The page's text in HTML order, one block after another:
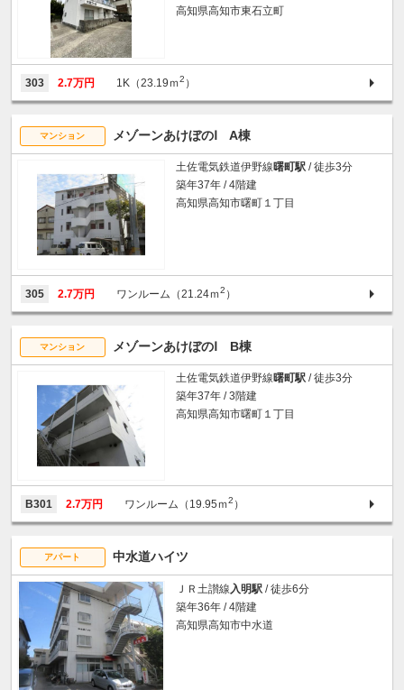
高知県高知市東石立町
303 2.7万円 1K（23.19ｍ2 ）
マンション メゾーンあけぼのⅠ A棟
土佐電気鉄道伊野線曙町駅 / 徒歩3分
築年37年 / 4階建
高知県高知市曙町１丁目
305 2.7万円 ワンルーム（21.24ｍ2 ）
マンション メゾーンあけぼのⅠ B棟
土佐電気鉄道伊野線曙町駅 / 徒歩3分
築年37年 / 3階建
高知県高知市曙町１丁目
B301 2.7万円 ワンルーム（19.95ｍ2 ）
アパート 中水道ハイツ
ＪＲ土讃線 入明駅 / 徒歩6分
築年36年 / 4階建
高知県高知市中水道